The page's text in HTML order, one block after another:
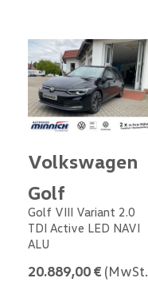
Volkswagen
Golf
Golf VIII Variant 2.0
TDI Active LED NAVI
ALU
20.889,00 € (MwSt.